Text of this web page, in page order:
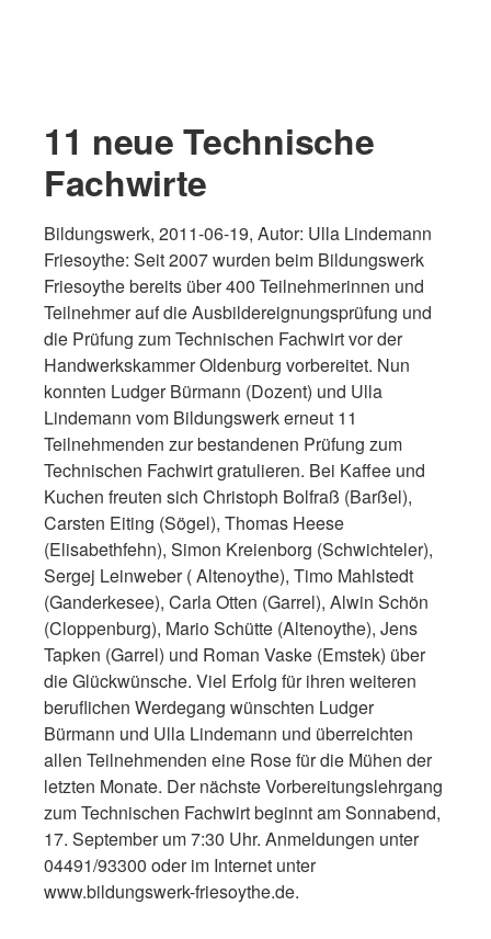
11 neue Technische
Fachwirte
Bildungswerk, 2011-06-19, Autor: Ulla Lindemann
Friesoythe: Seit 2007 wurden beim Bildungswerk
Friesoythe bereits über 400 Teilnehmerinnen und
Teilnehmer auf die Ausbildereignungsprüfung und
die Prüfung zum Technischen Fachwirt vor der
Handwerkskammer Oldenburg vorbereitet. Nun
konnten Ludger Bürmann (Dozent) und Ulla
Lindemann vom Bildungswerk erneut 11
Teilnehmenden zur bestandenen Prüfung zum
Technischen Fachwirt gratulieren. Bei Kaffee und
Kuchen freuten sich Christoph Bolfraß (Barßel),
Carsten Eiting (Sögel), Thomas Heese
(Elisabethfehn), Simon Kreienborg (Schwichteler),
Sergej Leinweber ( Altenoythe), Timo Mahlstedt
(Ganderkesee), Carla Otten (Garrel), Alwin Schön
(Cloppenburg), Mario Schütte (Altenoythe), Jens
Tapken (Garrel) und Roman Vaske (Emstek) über
die Glückwünsche. Viel Erfolg für ihren weiteren
beruflichen Werdegang wünschten Ludger
Bürmann und Ulla Lindemann und überreichten
allen Teilnehmenden eine Rose für die Mühen der
letzten Monate. Der nächste Vorbereitungslehrgang
zum Technischen Fachwirt beginnt am Sonnabend,
17. September um 7:30 Uhr. Anmeldungen unter
04491/93300 oder im Internet unter
www.bildungswerk-friesoythe.de.